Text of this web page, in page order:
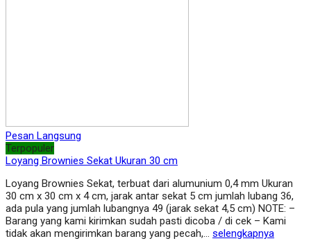
Pesan Langsung
Terpopuler
Loyang Brownies Sekat Ukuran 30 cm
Loyang Brownies Sekat, terbuat dari alumunium 0,4 mm Ukuran
30 cm x 30 cm x 4 cm, jarak antar sekat 5 cm jumlah lubang 36,
ada pula yang jumlah lubangnya 49 (jarak sekat 4,5 cm) NOTE: –
Barang yang kami kirimkan sudah pasti dicoba / di cek – Kami
tidak akan mengirimkan barang yang pecah,… selengkapnya